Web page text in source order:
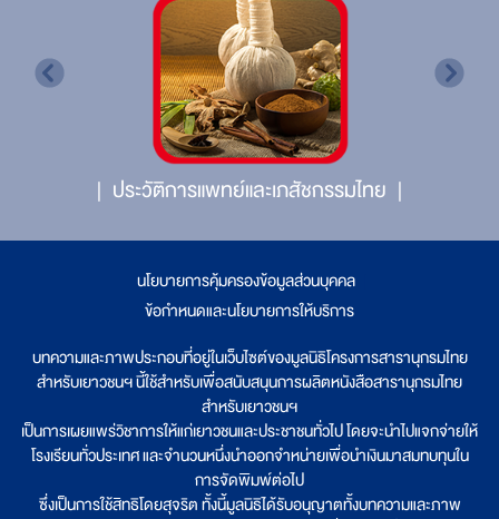
ประวัติการแพทย์และเภสัชกรรมไทย
นโยบายการคุ้มครองข้อมูลส่วนบุคคล
ข้อกำหนดและนโยบายการให้บริการ
บทความและภาพประกอบที่อยู่ในเว็บไซต์ของมูลนิธิโครงการสารานุกรมไทย
สำหรับเยาวชนฯ นี้ใช้สำหรับเพื่อสนับสนุนการผลิตหนังสือสารานุกรมไทย
สำหรับเยาวชนฯ
เป็นการเผยแพร่วิชาการให้แก่เยาวชนและประชาชนทั่วไป โดยจะนำไปแจกจ่ายให้
โรงเรียนทั่วประเทศ และจำนวนหนึ่งนำออกจำหน่ายเพื่อนำเงินมาสมทบทุนใน
การจัดพิมพ์ต่อไป
ซึ่งเป็นการใช้สิทธิโดยสุจริต ทั้งนี้มูลนิธิได้รับอนุญาตทั้งบทความและภาพ